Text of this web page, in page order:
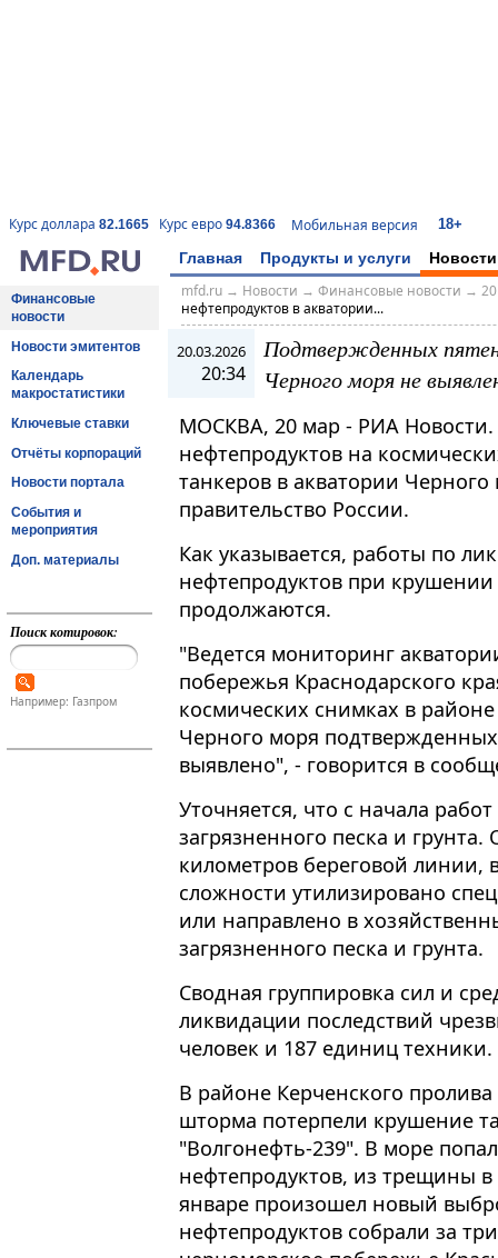
Курс доллара 82.1665 Курс евро 94.8366 Мобильная версия 18+
Главная Продукты и услуги Новости
Финансовые
новости
Новости эмитентов
Календарь
макростатистики
Ключевые ставки
Отчёты корпораций
Новости портала
События и
мероприятия
Доп. материалы
Поиск котировок:
Например: Газпром
mfd.ru→ Новости → Финансовые новости →
нефтепродуктов в акватории...
20.03.2026
20:34
Подтвержденных
Черного моря не
МОСКВА, 20 мар - РИА
нефтепродуктов на
танкеров в акватории
правительство России.
Как указывается, работы по
нефтепродуктов при
продолжаются​​​.
"Ведется мониторинг
побережья Краснодарского
космических снимках в
Черного моря
выявлено", - говорится в
Уточняется, что с начала
загрязненного песка и
километров береговой линии,
сложности утилизировано
или направлено в
загрязненного песка и грунта.
Сводная группировка сил и
ликвидации последствий
человек и 187 единиц техники.
В районе Керченского
шторма потерпели крушение
"Волгонефть-239". В море
нефтепродуктов, из трещины
январе произошел новый
нефтепродуктов собрали за